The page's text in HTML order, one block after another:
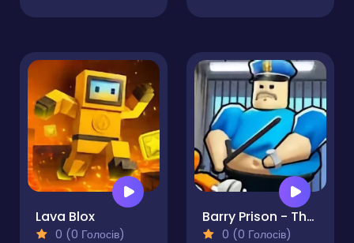
Lava Blox
0 (0 Голосів)
Barry Prison - The Game
0 (0 Голосів)